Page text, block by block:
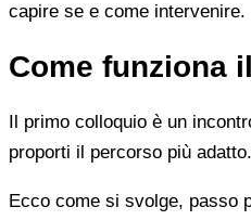
capire se e come intervenire.
Come funziona
Il primo colloquio è un
proporti il percorso più
Ecco come si svolge, passo